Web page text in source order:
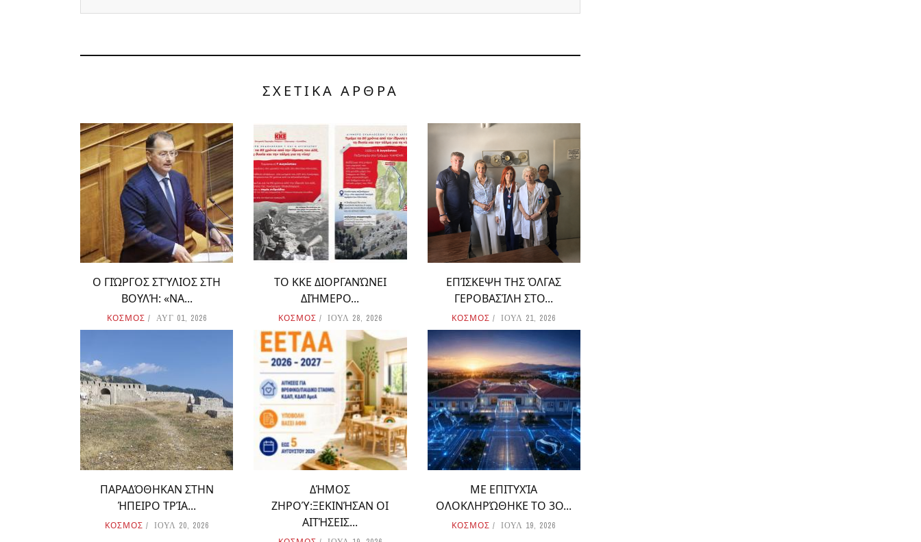
ΣΧΕΤΙΚΑ ΑΡΘΡΑ
Ο ΓΙΏΡΓΟΣ ΣΤΎΛΙΟΣ ΣΤΗ
ΒΟΥΛΉ: «ΝΑ...
ΚΟΣΜΟΣ ΑΥΓ 01, 2026
ΤΟ ΚΚΕ ΔΙΟΡΓΑΝΏΝΕΙ
ΔΙΉΜΕΡΟ...
ΚΟΣΜΟΣ ΙΟΥΛ 28, 2026
ΕΠΊΣΚΕΨΗ ΤΗΣ ΌΛΓΑΣ
ΓΕΡΟΒΑΣΊΛΗ ΣΤΟ...
ΚΟΣΜΟΣ ΙΟΥΛ 21, 2026
ΠΑΡΑΔΌΘΗΚΑΝ ΣΤΗΝ
ΉΠΕΙΡΟ ΤΡΊΑ...
ΚΟΣΜΟΣ ΙΟΥΛ 20, 2026
ΔΉΜΟΣ
ΖΗΡΟΎ:ΞΕΚΙΝΉΣΑΝ ΟΙ
ΑΙΤΉΣΕΙΣ...
ΜΕ ΕΠΙΤΥΧΊΑ
ΟΛΟΚΛΗΡΏΘΗΚΕ ΤΟ 3Ο...
ΚΟΣΜΟΣ ΙΟΥΛ 19, 2026